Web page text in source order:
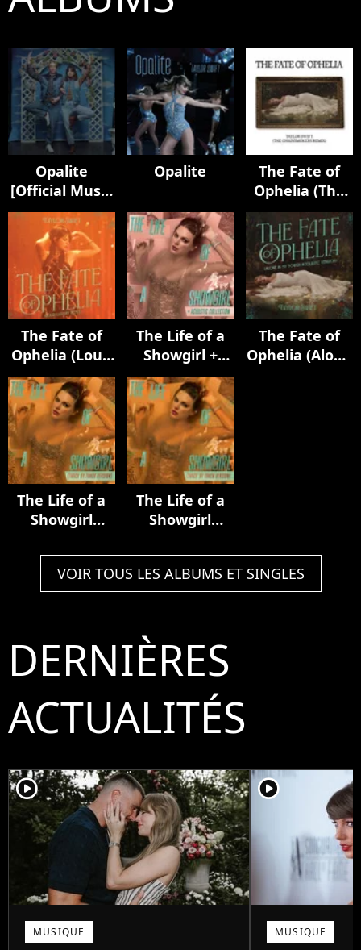
Opalite
[Official Music
Video
(Extended
Versions)]
Opalite
The Fate of
Ophelia (The
Chainsmokers
Remix)
The Fate of
Ophelia (Loud
Luxury Remix)
The Life of a
Showgirl +
Acoustic
Collection
The Fate of
Ophelia (Alone
The Life of a
Showgirl
Track Version)
The Life of a
Showgirl
Track Version)
VOIR TOUS LES ALBUMS ET SINGLES
DERNIÈRES
ACTUALITÉS
player2
MUSIQUE
player2
MUSIQUE